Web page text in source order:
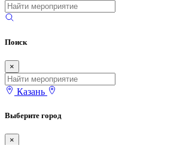
Поиск
×
Казань
Выберите город
×